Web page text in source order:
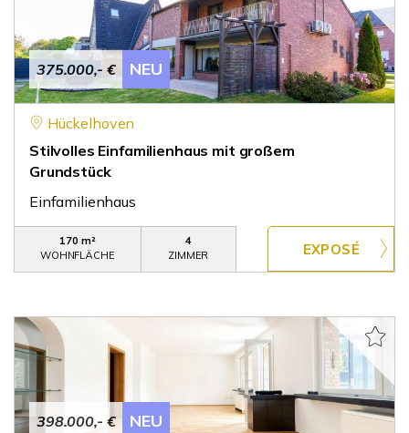
375.000,- € NEU
Hückelhoven
Stilvolles Einfamilienhaus mit großem
Grundstück
Einfamilienhaus
170 m²
WOHNFLÄCHE
4
ZIMMER
398.000,- € NEU